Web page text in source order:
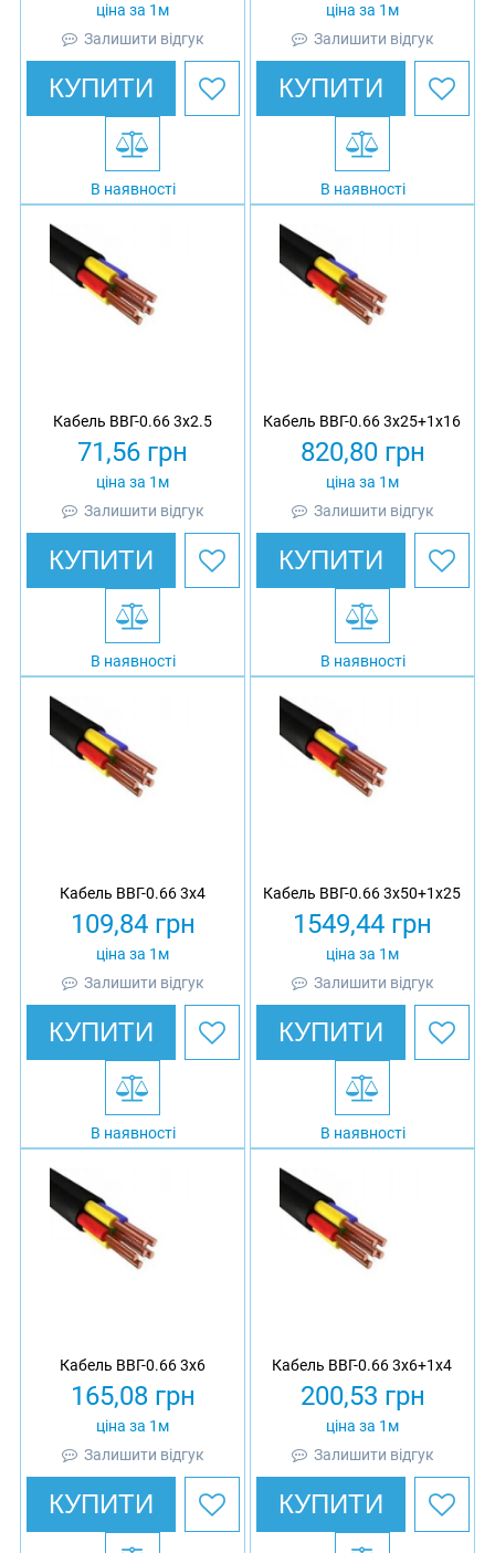
ціна за 1м
Залишити відгук
КУПИТИ
В наявності
ціна за 1м
Залишити відгук
КУПИТИ
В наявності
Кабель ВВГ-0.66 3х2.5
71,56 грн
ціна за 1м
Залишити відгук
КУПИТИ
В наявності
Кабель ВВГ-0.66 3х25+1х16
820,80грн
ціна за 1м
Залишити відгук
КУПИТИ
В наявності
Кабель ВВГ-0.66 3х4
109,84грн
ціна за 1м
Залишити відгук
КУПИТИ
В наявності
Кабель ВВГ-0.66 3х50+1х25
1549,44 грн
ціна за 1м
Залишити відгук
КУПИТИ
В наявності
Кабель ВВГ-0.66 3х6
165,08грн
ціна за 1м
Залишити відгук
КУПИТИ
Кабель ВВГ-0.66 3х6+1х4
200,53 грн
ціна за 1м
Залишити відгук
КУПИТИ